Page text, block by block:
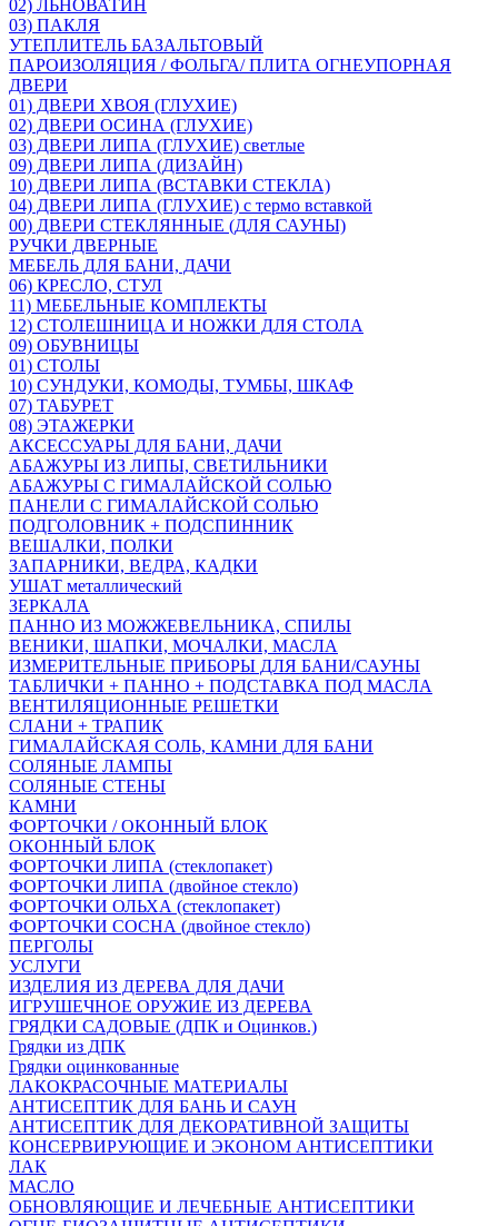
02) ЛЬНОВАТИН
03) ПАКЛЯ
УТЕПЛИТЕЛЬ БАЗАЛЬТОВЫЙ
ПАРОИЗОЛЯЦИЯ / ФОЛЬГА/ ПЛИТА ОГНЕУПОРНАЯ
ДВЕРИ
01) ДВЕРИ ХВОЯ (ГЛУХИЕ)
02) ДВЕРИ ОСИНА (ГЛУХИЕ)
03) ДВЕРИ ЛИПА (ГЛУХИЕ) светлые
09) ДВЕРИ ЛИПА (ДИЗАЙН)
10) ДВЕРИ ЛИПА (ВСТАВКИ СТЕКЛА)
04) ДВЕРИ ЛИПА (ГЛУХИЕ) с термо вставкой
00) ДВЕРИ СТЕКЛЯННЫЕ (ДЛЯ САУНЫ)
РУЧКИ ДВЕРНЫЕ
МЕБЕЛЬ ДЛЯ БАНИ, ДАЧИ
06) КРЕСЛО, СТУЛ
11) МЕБЕЛЬНЫЕ КОМПЛЕКТЫ
12) СТОЛЕШНИЦА И НОЖКИ ДЛЯ СТОЛА
09) ОБУВНИЦЫ
01) СТОЛЫ
10) СУНДУКИ, КОМОДЫ, ТУМБЫ, ШКАФ
07) ТАБУРЕТ
08) ЭТАЖЕРКИ
АКСЕССУАРЫ ДЛЯ БАНИ, ДАЧИ
АБАЖУРЫ ИЗ ЛИПЫ, СВЕТИЛЬНИКИ
АБАЖУРЫ С ГИМАЛАЙСКОЙ СОЛЬЮ
ПАНЕЛИ С ГИМАЛАЙСКОЙ СОЛЬЮ
ПОДГОЛОВНИК + ПОДСПИННИК
ВЕШАЛКИ, ПОЛКИ
ЗАПАРНИКИ, ВЕДРА, КАДКИ
УШАТ металлический
ЗЕРКАЛА
ПАННО ИЗ МОЖЖЕВЕЛЬНИКА, СПИЛЫ
ВЕНИКИ, ШАПКИ, МОЧАЛКИ, МАСЛА
ИЗМЕРИТЕЛЬНЫЕ ПРИБОРЫ ДЛЯ БАНИ/САУНЫ
ТАБЛИЧКИ + ПАННО + ПОДСТАВКА ПОД МАСЛА
ВЕНТИЛЯЦИОННЫЕ РЕШЕТКИ
СЛАНИ + ТРАПИК
ГИМАЛАЙСКАЯ СОЛЬ, КАМНИ ДЛЯ БАНИ
СОЛЯНЫЕ ЛАМПЫ
СОЛЯНЫЕ СТЕНЫ
КАМНИ
ФОРТОЧКИ / ОКОННЫЙ БЛОК
ОКОННЫЙ БЛОК
ФОРТОЧКИ ЛИПА (стеклопакет)
ФОРТОЧКИ ЛИПА (двойное стекло)
ФОРТОЧКИ ОЛЬХА (стеклопакет)
ФОРТОЧКИ СОСНА (двойное стекло)
ПЕРГОЛЫ
УСЛУГИ
ИЗДЕЛИЯ ИЗ ДЕРЕВА ДЛЯ ДАЧИ
ИГРУШЕЧНОЕ ОРУЖИЕ ИЗ ДЕРЕВА
ГРЯДКИ САДОВЫЕ (ДПК и Оцинков.)
Грядки из ДПК
Грядки оцинкованные
ЛАКОКРАСОЧНЫЕ МАТЕРИАЛЫ
АНТИСЕПТИК ДЛЯ БАНЬ И САУН
АНТИСЕПТИК ДЛЯ ДЕКОРАТИВНОЙ ЗАЩИТЫ
КОНСЕРВИРУЮЩИЕ И ЭКОНОМ АНТИСЕПТИКИ
ЛАК
МАСЛО
ОБНОВЛЯЮЩИЕ И ЛЕЧЕБНЫЕ АНТИСЕПТИКИ